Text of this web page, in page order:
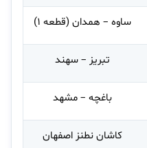
ساوه – همدان (قطعه ۱)
تبریز – سهند
باغچه – مشهد
کاشان نطنز اصفهان